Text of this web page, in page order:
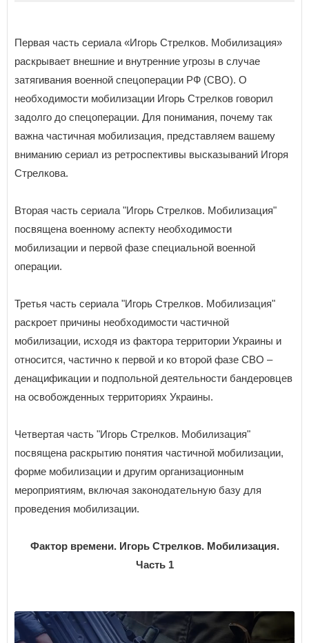
Первая часть сериала «Игорь Стрелков. Мобилизация»
раскрывает внешние и внутренние угрозы в случае
затягивания военной спецоперации РФ (СВО). О
необходимости мобилизации Игорь Стрелков говорил
задолго до спецоперации. Для понимания, почему так
важна частичная мобилизация, представляем вашему
вниманию сериал из ретроспективы высказываний Игоря
Стрелкова.
Вторая часть сериала "Игорь Стрелков. Мобилизация"
посвящена военному аспекту необходимости
мобилизации и первой фазе специальной военной
операции.
Третья часть сериала "Игорь Стрелков. Мобилизация"
раскроет причины необходимости частичной
мобилизации, исходя из фактора территории Украины и
относится, частично к первой и ко второй фазе СВО –
денацификации и подпольной деятельности бандеровцев
на освобожденных территориях Украины.
Четвертая часть "Игорь Стрелков. Мобилизация"
посвящена раскрытию понятия частичной мобилизации,
форме мобилизации и другим организационным
мероприятиям, включая законодательную базу для
проведения мобилизации.
Фактор времени. Игорь Стрелков. Мобилизация.
Часть 1